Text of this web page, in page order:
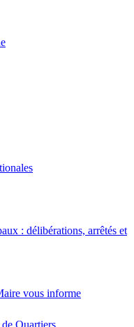
: délibérations, arrêtés et
vous informe
Quartiers